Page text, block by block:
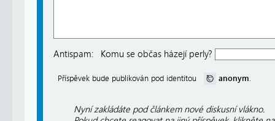
Antispam: Komu se občas házejí perly?
Příspěvek bude publikován pod identitou anonym
Nyní zakládáte pod článkem nové diskusní vlákno.